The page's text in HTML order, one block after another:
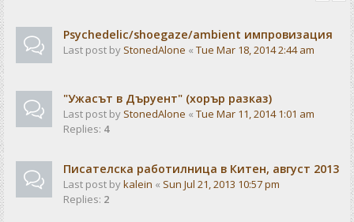
Psychedelic/shoegaze/ambient импровизация
Last post by StonedAlone « Tue Mar 18, 2014 2:44 am
"Ужасът в Дъруент" (хорър разказ)
Last post by StonedAlone « Tue Mar 11, 2014 1:01 am
Replies: 4
Писателска работилница в Китен, август 2013
Last post bykalein « Sun Jul 21, 2013 10:57 pm
Replies: 2